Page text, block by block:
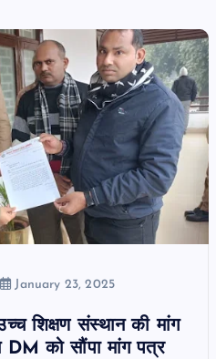
January 23, 2025
शिक्षण संस्थान की मांग
को सौंपा मांग पत्र